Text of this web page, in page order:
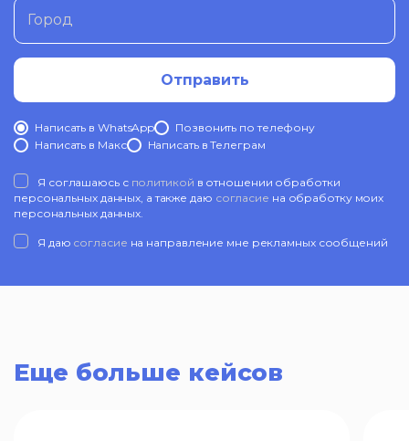
Город
Отправить
Написать в WhatsApp
Позвонить по телефону
Написать в Mакс
Написать в Телеграм
Я соглашаюсь с политикой в отношении обработки
персональных данных, а также даю согласие на обработку моих
персональных данных.
Я даю согласие на направление мне рекламных сообщений
Еще больше кейсов